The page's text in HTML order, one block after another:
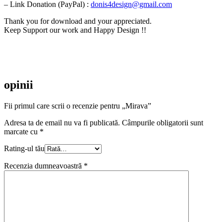
– Link Donation (PayPal) : donis4design@gmail.com
Thank you for download and your appreciated.
Keep Support our work and Happy Design !!
opinii
Fii primul care scrii o recenzie pentru „Mirava”
Adresa ta de email nu va fi publicată. Câmpurile obligatorii sunt
marcate cu *
Rating-ul tău
Recenzia dumneavoastră *